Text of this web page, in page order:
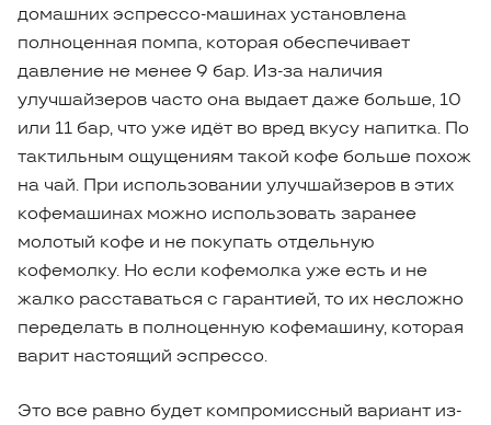
домашних эспрессо-машинах установлена
полноценная помпа, которая обеспечивает
давление не менее 9 бар. Из-за наличия
улучшайзеров часто она выдает даже больше, 10
или 11 бар, что уже идёт во вред вкусу напитка. По
тактильным ощущениям такой кофе больше похож
на чай. При использовании улучшайзеров в этих
кофемашинах можно использовать заранее
молотый кофе и не покупать отдельную
кофемолку. Но если кофемолка уже есть и не
жалко расставаться с гарантией, то их несложно
переделать в полноценную кофемашину, которая
варит настоящий эспрессо.
Это все равно будет компромиссный вариант из-